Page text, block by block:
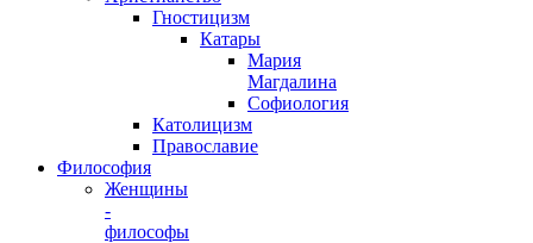
Гностицизм
Катары
Мария
Магдалина
Софиология
Католицизм
Православие
Философия
Женщины
-
философы